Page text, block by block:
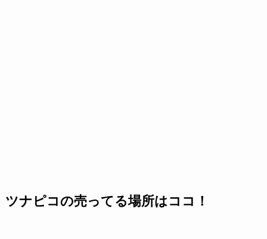
ツナピコの売ってる場所はココ！